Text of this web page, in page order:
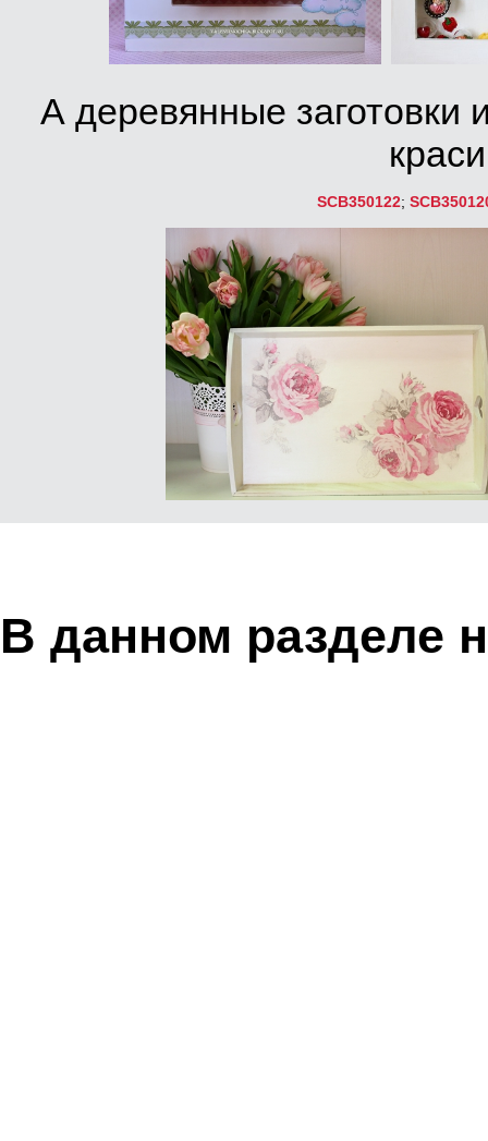
А деревянные заготовки
SCB350122;
В данном разделе